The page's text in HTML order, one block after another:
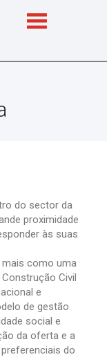
do sector da
proximidade
às suas
como uma
Civil
e
de gestão
social e
da oferta e a
do